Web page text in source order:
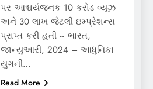
પર આશ્ચર્યજનક 10 કરોડ વ્યૂઝ
અને 30 લાખ જેટલી ઇમ્પ્રેશન્સ
પ્રાપ્ત કરી હતી ~ ભારત,
જાન્યુઆરી, 2024 – આધુનિકા
યુગની…
Read More